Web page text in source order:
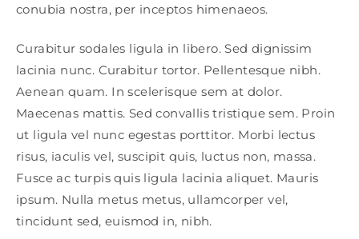
conubia nostra, per inceptos himenaeos.
Curabitur sodales ligula in libero. Sed dignissim
lacinia nunc. Curabitur tortor. Pellentesque nibh.
Aenean quam. In scelerisque sem at dolor.
Maecenas mattis. Sed convallis tristique sem. Proin
ut ligula vel nunc egestas porttitor. Morbi lectus
risus, iaculis vel, suscipit quis, luctus non, massa.
Fusce ac turpis quis ligula lacinia aliquet. Mauris
ipsum. Nulla metus metus, ullamcorper vel,
tincidunt sed, euismod in, nibh.